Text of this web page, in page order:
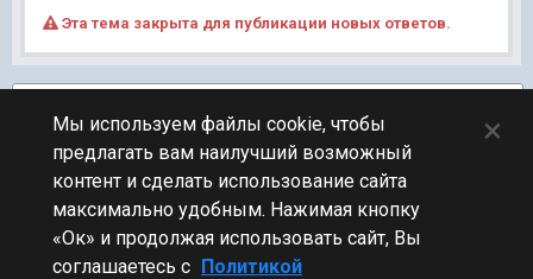
Эта тема закрыта для публикации новых ответов.
ПЕРЕЙТИ К СПИСКУ ТЕМ
Фидбек
Мы используем файлы cookie, чтобы
предлагать вам наилучший возможный
контент и сделать использование сайта
максимально удобным. Нажимая кнопку
«Ок» и продолжая использовать сайт, Вы
соглашаетесь с Политикой
×